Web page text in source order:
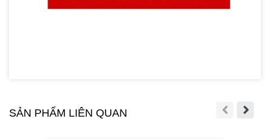
SẢN PHẨM LIÊN QUAN